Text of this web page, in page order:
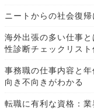
ニートからの社会復
海外出張の多い仕事
性診断チェックリスト
事務職の仕事内容と
向き不向きがわかる
転職に有利な資格：